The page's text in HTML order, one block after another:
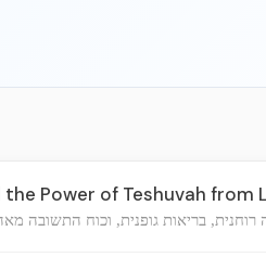
Power of Teshuvah from
רוחנית, בריאות גופנית, וכוח התשובה